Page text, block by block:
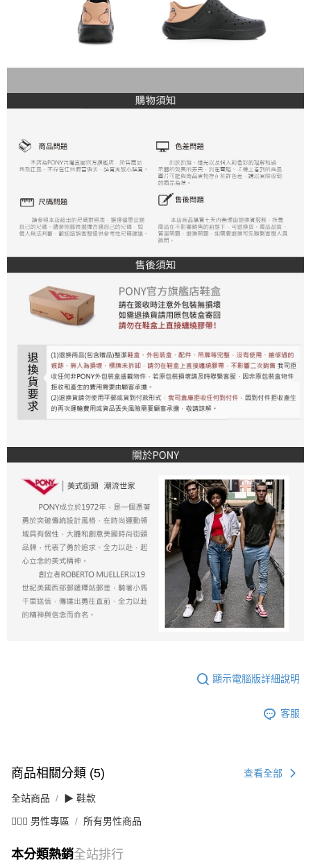
顯示電腦版詳細說明
客服
商品相關分類 (5) 查看全部
全站商品 ▶ 鞋款
💁🏻‍♂️ 男性專區 所有男性商品
本分類熱銷全站排行